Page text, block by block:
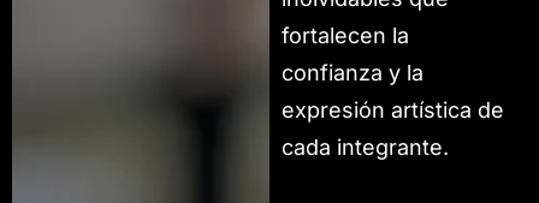
fortalecen la
confianza y la
expresión artística de
cada integrante.